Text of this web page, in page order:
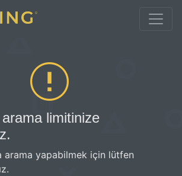
limitinize
arama yapabilmek için lütfen